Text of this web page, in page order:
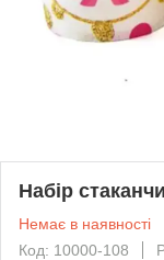
Набір
Немає в наявності
Код: 10000-108